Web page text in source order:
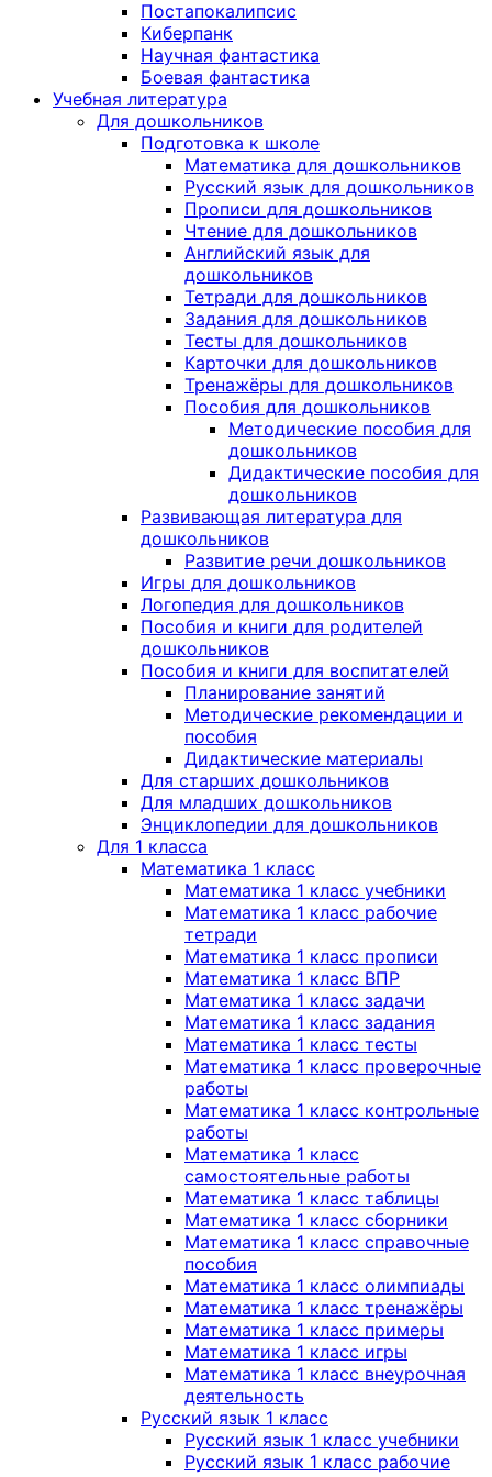
Постапокалипсис
Киберпанк
Научная фантастика
Боевая фантастика
Учебная литература
Для дошкольников
Подготовка к школе
Математика для дошкольников
Русский язык для дошкольников
Прописи для дошкольников
Чтение для дошкольников
Английский язык для
дошкольников
Тетради для дошкольников
Задания для дошкольников
Тесты для дошкольников
Карточки для дошкольников
Тренажёры для дошкольников
Пособия для дошкольников
Методические пособия для
дошкольников
Дидактические пособия для
дошкольников
Развивающая литература для
дошкольников
Развитие речи дошкольников
Игры для дошкольников
Логопедия для дошкольников
Пособия и книги для родителей
дошкольников
Пособия и книги для воспитателей
Планирование занятий
Методические рекомендации и
пособия
Дидактические материалы
Для старших дошкольников
Для младших дошкольников
Энциклопедии для дошкольников
Для 1 класса
Математика 1 класс
Математика 1 класс учебники
Математика 1 класс рабочие
тетради
Математика 1 класс прописи
Математика 1 класс ВПР
Математика 1 класс задачи
Математика 1 класс задания
Математика 1 класс тесты
Математика 1 класс проверочные
работы
Математика 1 класс контрольные
работы
Математика 1 класс
самостоятельные работы
Математика 1 класс таблицы
Математика 1 класс сборники
Математика 1 класс справочные
пособия
Математика 1 класс олимпиады
Математика 1 класс тренажёры
Математика 1 класс примеры
Математика 1 класс игры
Математика 1 класс внеурочная
деятельность
Русский язык 1 класс
Русский язык 1 класс учебники
Русский язык 1 класс рабочие